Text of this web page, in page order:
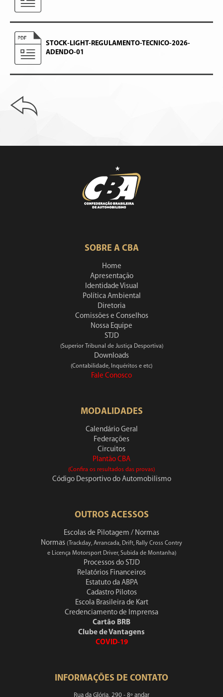
STOCK-LIGHT-REGULAMENTO-TECNICO-2026-
ADENDO-01
SOBRE A CBA
Home
Apresentação
Identidade Visual
Política Ambiental
Diretoria
Comissões e Conselhos
Nossa Equipe
STJD
(Superior Tribunal de Justiça Desportiva)
Downloads
(Contabilidade, Inquéritos e etc)
Fale Conosco
MODALIDADES
Calendário Geral
Federações
Circuitos
Plantão CBA
(Confira os resultados das provas)
Código Desportivo do Automobilismo
OUTROS ACESSOS
Escolas de Pilotagem / Normas
Normas (Trackday, Arrancada, Drift, Rally Cross Contry
e Licença Motorsport Driver, Subida de Montanha)
Processos do STJD
Relatórios Financeiros
Estatuto da ABPA
Cadastro Pilotos
Escola Brasileira de Kart
Credenciamento de Imprensa
Cartão BRB
Clube de Vantagens
COVID-19
INFORMAÇÕES DE CONTATO
Rua da Glória, 290 - 8º andar